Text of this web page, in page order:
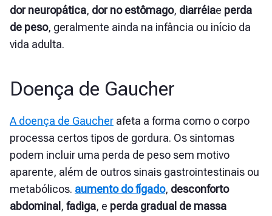
dor neuropática, dor no estômago, diarréiae perda
de peso, geralmente ainda na infância ou início da
vida adulta.
Doença de Gaucher
A doença de Gaucher afeta a forma como o corpo
processa certos tipos de gordura. Os sintomas
podem incluir uma perda de peso sem motivo
aparente, além de outros sinais gastrointestinais ou
metabólicos. aumento do fígado, desconforto
abdominal , fadiga, e perda gradual de massa